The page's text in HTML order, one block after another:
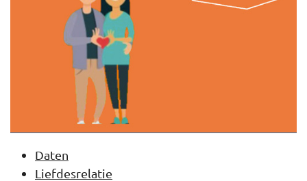
Daten
Liefdesrelatie